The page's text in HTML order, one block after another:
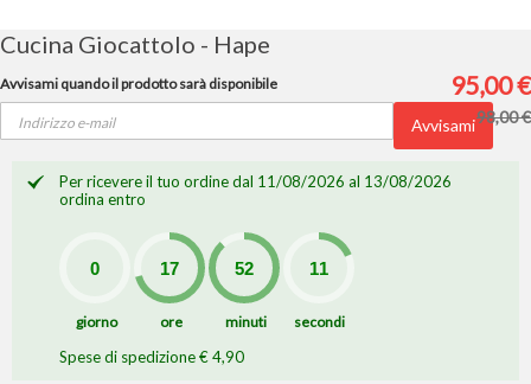
galleria
di
immagini
Cucina Giocattolo - Hape
95,00 €
98,00 €
Avvisami quando il prodotto sarà disponibile
Avvisami
Per ricevere il tuo ordine dal 11/08/2026 al 13/08/2026
ordina entro
giorno ore minuti secondi
Spese di spedizione € 4,90